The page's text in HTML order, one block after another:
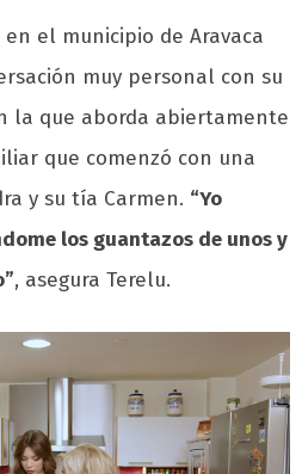
el municipio de Aravaca
muy personal con su
la que aborda abiertamente
que comenzó con una
y su tía Carmen. “Yo
los guantazos de unos y
, asegura Terelu.